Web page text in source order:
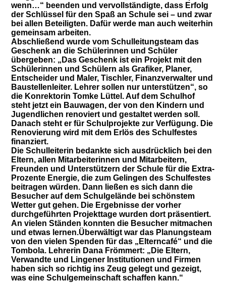
wenn…“ beenden und vervollständigte, dass Erfolg
der Schlüssel für den Spaß an Schule sei – und zwar
bei allen Beteiligten. Dafür werde man auch weiterhin
gemeinsam arbeiten.
Abschließend wurde vom Schulleitungsteam das
Geschenk an die Schülerinnen und Schüler
übergeben: „Das Geschenk ist ein Projekt mit den
Schülerinnen und Schülern als Grafiker, Planer,
Entscheider und Maler, Tischler, Finanzverwalter und
Baustellenleiter. Lehrer sollen nur unterstützen“, so
die Konrektorin Tomke Lüttel. Auf dem Schulhof
steht jetzt ein Bauwagen, der von den Kindern und
Jugendlichen renoviert und gestaltet werden soll.
Danach steht er für Schulprojekte zur Verfügung. Die
Renovierung wird mit dem Erlös des Schulfestes
finanziert.
Die Schulleiterin bedankte sich ausdrücklich bei den
Eltern, allen Mitarbeiterinnen und Mitarbeitern,
Freunden und Unterstützern der Schule für die Extra-
Prozente Energie, die zum Gelingen des Schulfestes
beitragen würden. Dann ließen es sich dann die
Besucher auf dem Schulgelände bei schönstem
Wetter gut gehen. Die Ergebnisse der vorher
durchgeführten Projekttage wurden dort präsentiert.
An vielen Ständen konnten die Besucher mitmachen
und etwas lernen.Überwältigt war das Planungsteam
von den vielen Spenden für das „Elterncafé“ und die
Tombola. Lehrerin Dana Frömmert: „Die Eltern,
Verwandte und Lingener Institutionen und Firmen
haben sich so richtig ins Zeug gelegt und gezeigt,
was eine Schulgemeinschaft schaffen kann.“